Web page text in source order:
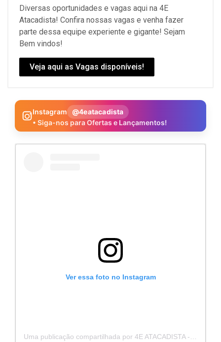
Diversas oportunidades e vagas aqui na 4E
Atacadista! Confira nossas vagas e venha fazer
parte dessa equipe experiente e gigante! Sejam
Bem vindos!
Veja aqui as Vagas disponíveis!
Instagram
@4eatacadista
• Siga-nos para Ofertas e Lançamentos!
Ver essa foto no Instagram